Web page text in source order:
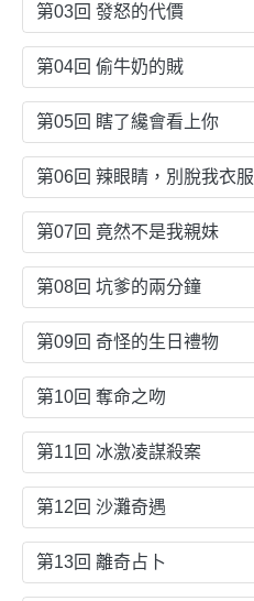
第03回 發怒的代價
第04回 偷牛奶的賊
第05回 瞎了纔會看上你
第06回 辣眼睛，別脫我衣服
第07回 竟然不是我親妹
第08回 坑爹的兩分鐘
第09回 奇怪的生日禮物
第10回 奪命之吻
第11回 冰激凌謀殺案
第12回 沙灘奇遇
第13回 離奇占卜